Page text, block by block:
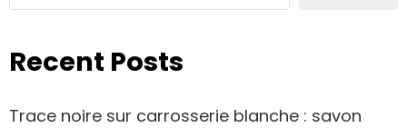
Recent Posts
Trace noire sur carrosserie blanche : savon